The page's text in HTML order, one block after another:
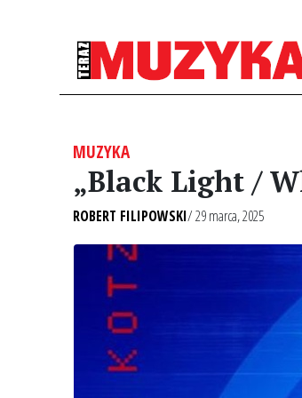
MUZYKA
„Black Light /
ROBERT FILIPOWSKI/ 29 marca, 2025